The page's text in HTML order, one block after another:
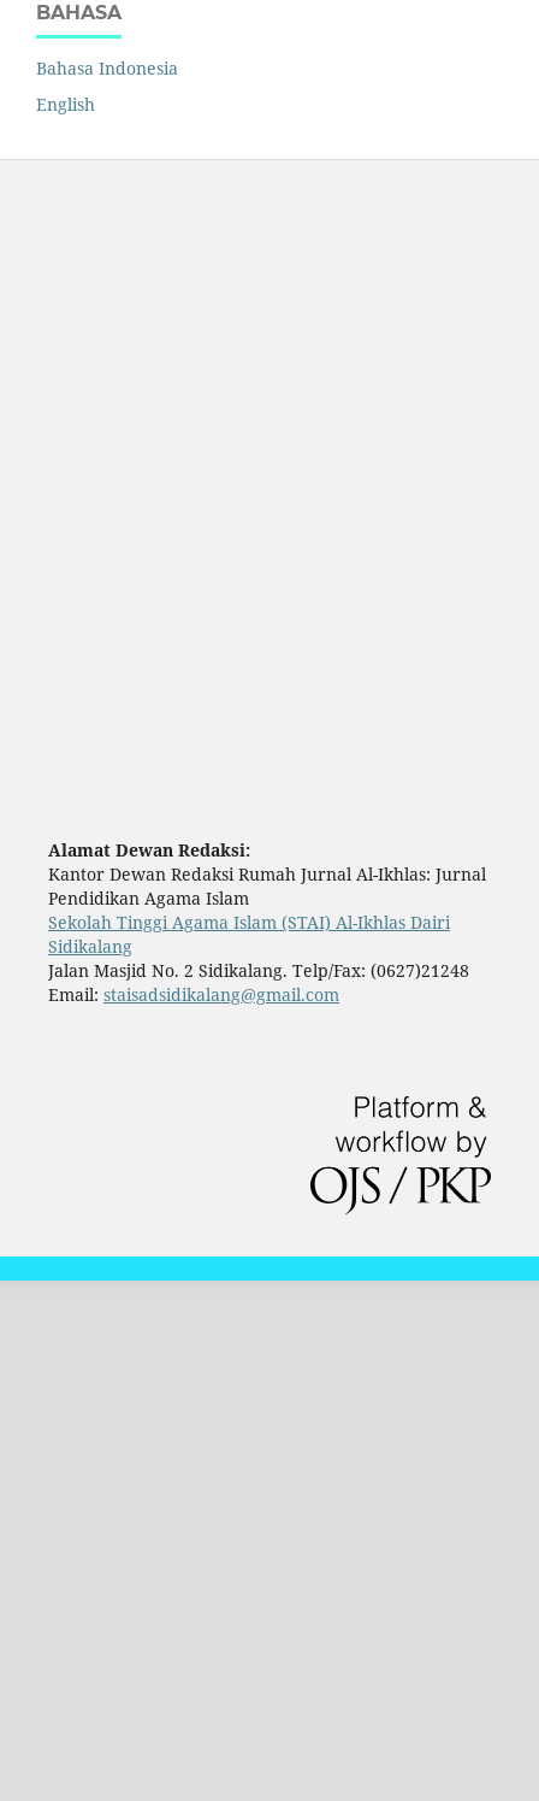
BAHASA
Bahasa Indonesia
English
Alamat Dewan Redaksi:
Kantor Dewan Redaksi Rumah Jurnal Al-Ikhlas: Jurnal
Pendidikan Agama Islam
Sekolah Tinggi Agama Islam (STAI) Al-Ikhlas Dairi
Sidikalang
Jalan Masjid No. 2 Sidikalang. Telp/Fax: (0627)21248
Email: staisadsidikalang@gmail.com